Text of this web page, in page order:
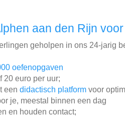
aan den Rijn
geholpen in ons 24-jarig
oefenopgaven
20 euro per uur;
een didactisch platform voor
je, meestal binnen een dag
en houden contact;